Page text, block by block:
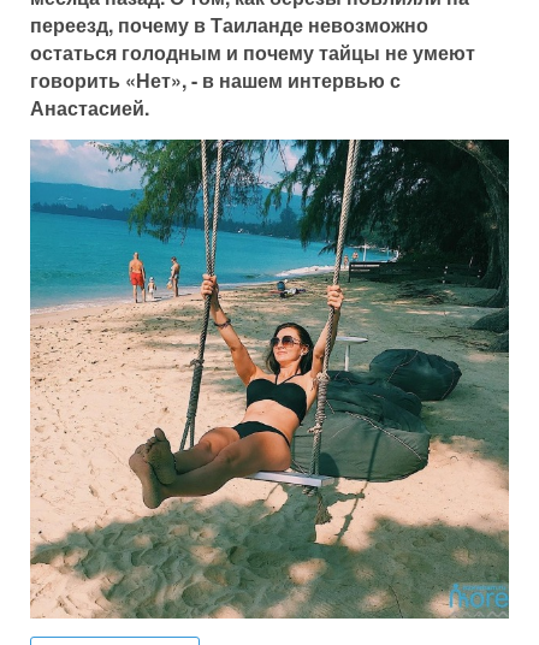
переезд, почему в Таиланде невозможно
остаться голодным и почему тайцы не умеют
говорить «Нет», - в нашем интервью с
Анастасией.